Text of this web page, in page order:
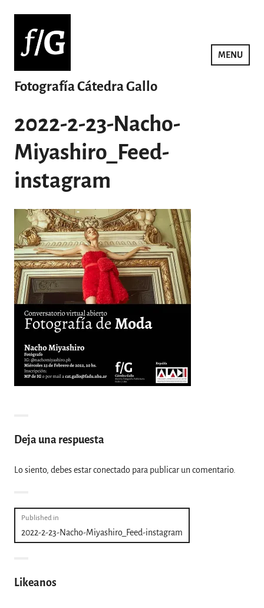
contenido
Fotografía Cátedra Gallo
MENU
2022-2-23-Nacho-
Miyashiro_Feed-
instagram
Deja una respuesta
Lo siento, debes estarconectado para publicar un comentario.
Navegación
de
Published in
2022-2-23-Nacho-Miyashiro_Feed-instagram
Likeanos